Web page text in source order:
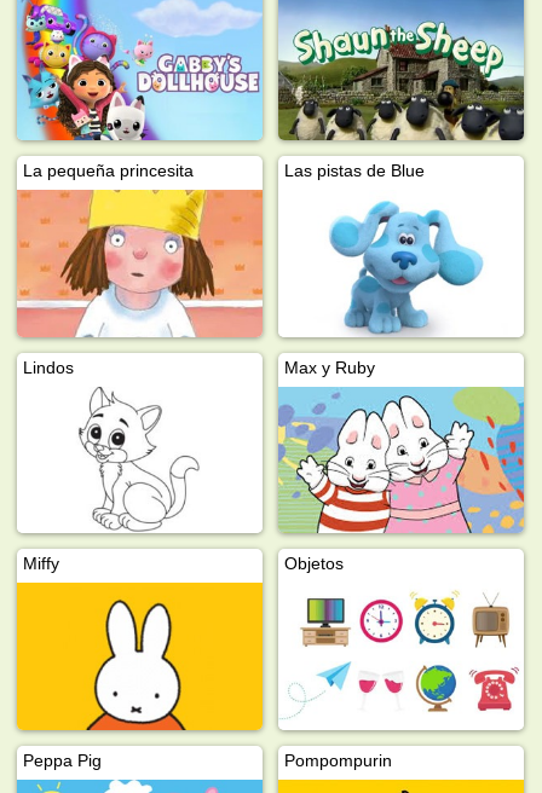
La pequeña princesita Las pistas de Blue
Lindos Max y Ruby
Miffy Objetos
Peppa Pig Pompompurin